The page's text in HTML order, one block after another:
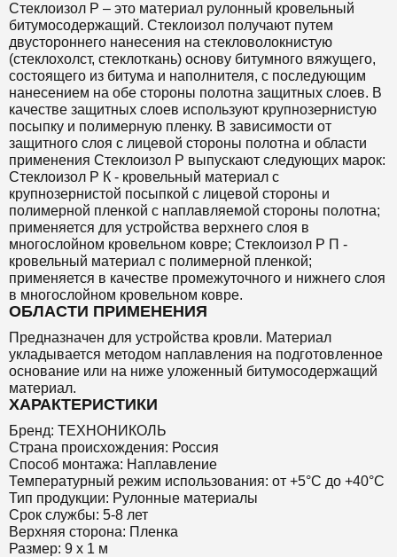
Стеклоизол Р – это материал рулонный кровельный
битумосодержащий. Стеклоизол получают путем
двустороннего нанесения на стекловолокнистую
(стеклохолст, стеклоткань) основу битумного вяжущего,
состоящего из битума и наполнителя, с последующим
нанесением на обе стороны полотна защитных слоев. В
качестве защитных слоев используют крупнозернистую
посыпку и полимерную пленку. В зависимости от
защитного слоя с лицевой стороны полотна и области
применения Стеклоизол Р выпускают следующих марок:
Стеклоизол Р К - кровельный материал с
крупнозернистой посыпкой с лицевой стороны и
полимерной пленкой с наплавляемой стороны полотна;
применяется для устройства верхнего слоя в
многослойном кровельном ковре; Стеклоизол Р П -
кровельный материал с полимерной пленкой;
применяется в качестве промежуточного и нижнего слоя
в многослойном кровельном ковре.
ОБЛАСТИ ПРИМЕНЕНИЯ
Предназначен для устройства кровли. Материал
укладывается методом наплавления на подготовленное
основание или на ниже уложенный битумосодержащий
материал.
ХАРАКТЕРИСТИКИ
Бренд: ТЕХНОНИКОЛЬ
Страна происхождения: Россия
Способ монтажа: Наплавление
Температурный режим использования: от +5°C до +40°C
Тип продукции: Рулонные материалы
Срок службы: 5-8 лет
Верхняя сторона: Пленка
Размер: 9 х 1 м